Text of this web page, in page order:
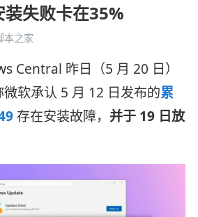
失败卡在35%
之家
Central 昨日（5 月 20 日）
软承认 5 月 12 日发布的累
存在安装故障， 并于 19 日放